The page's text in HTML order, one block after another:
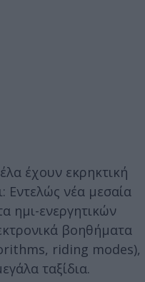
έχουν εκρηκτική
Εντελώς νέα μεσαία
ημι-ενεργητικών
βοηθήματα
riding modes),
ταξίδια.